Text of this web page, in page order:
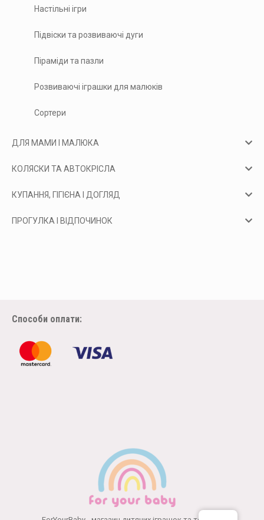
Настільні ігри
Підвіски та розвиваючі дуги
Піраміди та пазли
Розвиваючі іграшки для малюків
Сортери
ДЛЯ МАМИ І МАЛЮКА
КОЛЯСКИ ТА АВТОКРІСЛА
КУПАННЯ, ГІГІЄНА І ДОГЛЯД
ПРОГУЛКА І ВІДПОЧИНОК
Способи оплати: